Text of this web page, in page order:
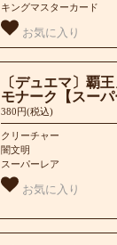
キングマスターカード
お気に入り
〔デュエマ〕覇
モナーク【スーパ
380円(税込)
クリーチャー
闇文明
スーパーレア
お気に入り